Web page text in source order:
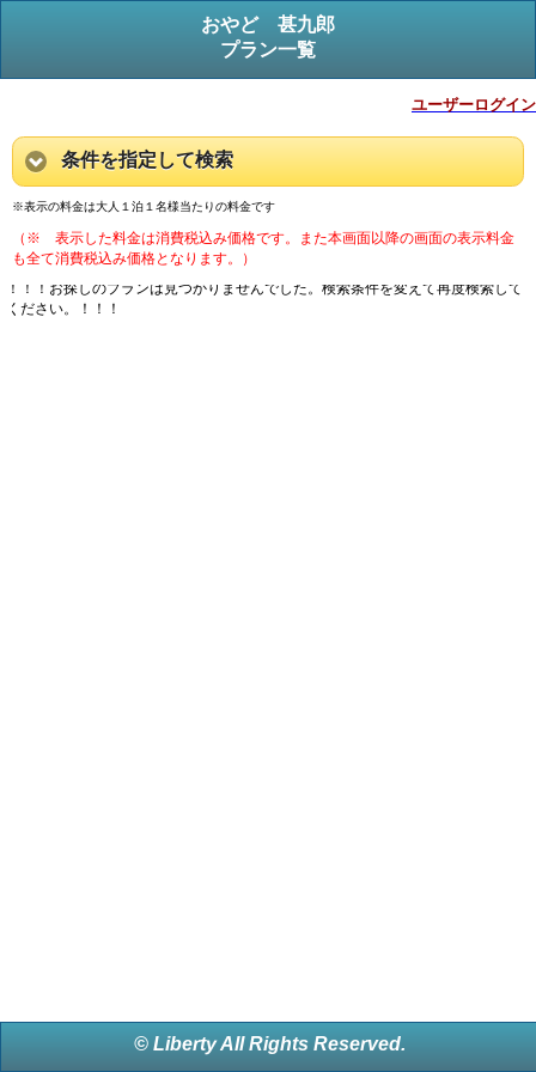
おやど 甚九郎
プラン一覧
ユーザーログイン
条件を指定して検索
※表示の料金は大人１泊１名様当たりの料金です
（※ 表示した料金は消費税込み価格です。また本画面以降の画面の表示料金
も全て消費税込み価格となります。）
！！！お探しのプランは見つかりませんでした。検索条件を変えて再度検索して
ください。！！！
© Liberty All Rights Reserved.